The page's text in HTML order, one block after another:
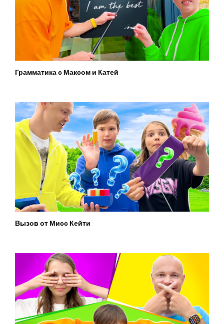
Грамматика с Максом и Катей
Вызов от Мисс Кейти